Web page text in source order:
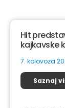
Hit
kajkavske
7. kolovoza
Saznaj